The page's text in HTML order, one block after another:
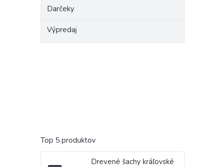
Darčeky
Výpredaj
Top 5 produktov
Drevené šachy kráľovské